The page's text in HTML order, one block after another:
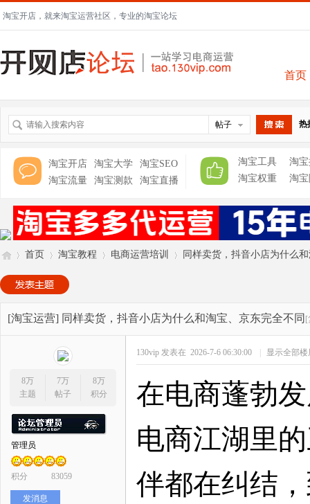
淘宝开店，就来淘宝运营社区，专业的淘宝论坛
首页
帖子 热
淘宝开店 淘宝大学
淘宝SEO
淘宝流量
淘宝测款 淘宝直播
淘宝工具
淘
淘宝权重
淘
开 »
首页
›
淘宝教程
›
电商运营培训 同样卖货，抖音小店为什么
[淘宝运营] 同样卖货，抖音小店为什么和淘宝、京东完全不同 [
8万
主题
7万
帖子
8万
积分
管理员
积分 83059
发消息
130vip 发表在 2026-7-6 06:30:00 | 显示全部楼
在电商蓬勃
电商江湖里
伴都在纠结